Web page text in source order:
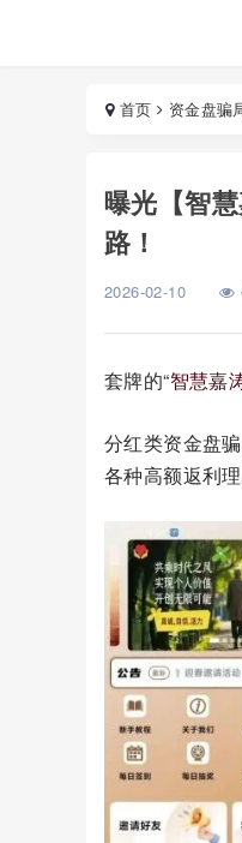
首页 资金盘骗
曝光【智
路！
2026-02-10
套牌的“智慧嘉
分红类资金盘
各种高额返利